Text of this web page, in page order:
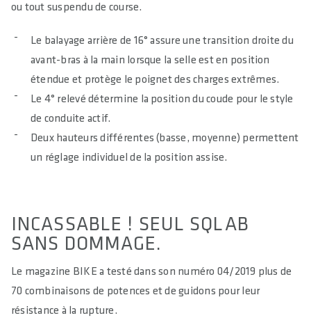
ou tout suspendu de course.
Le balayage arrière de 16° assure une transition droite du
avant-bras à la main lorsque la selle est en position
étendue et protège le poignet des charges extrêmes.
Le 4° relevé détermine la position du coude pour le style
de conduite actif.
Deux hauteurs différentes (basse, moyenne) permettent
un réglage individuel de la position assise.
INCASSABLE ! SEUL SQLAB
SANS DOMMAGE.
Le magazine BIKE a testé dans son numéro 04/2019 plus de
70 combinaisons de potences et de guidons pour leur
résistance à la rupture.